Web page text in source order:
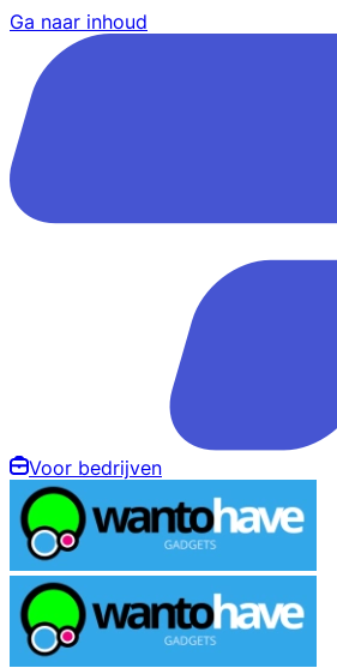
Ga naar inhoud
Voor bedrijven